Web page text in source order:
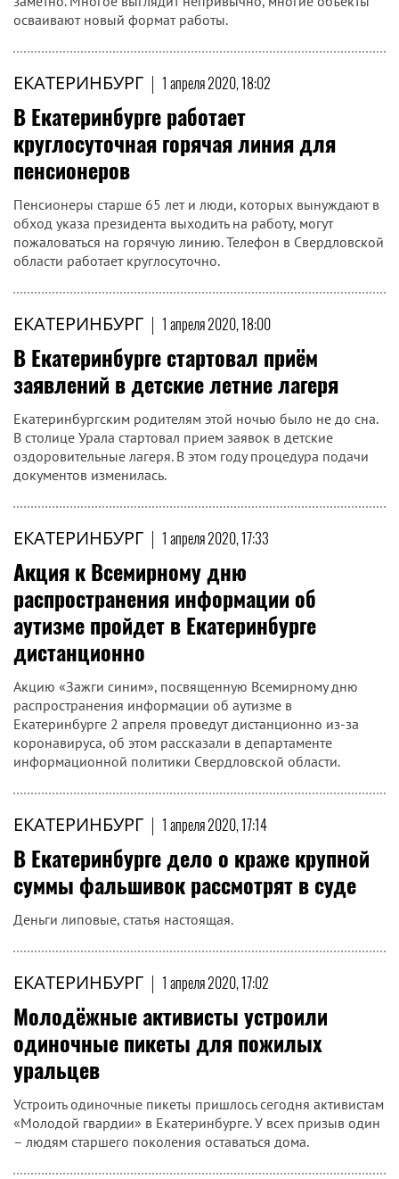
осваивают новый формат работы.
ЕКАТЕРИНБУРГ | 1 апреля 2020, 18:02
В Екатеринбурге работает
круглосуточная горячая линия для
пенсионеров
Пенсионеры старше 65 лет и люди, которых вынуждают в
обход указа президента выходить на работу, могут
пожаловаться на горячую линию. Телефон в Свердловской
области работает круглосуточно.
ЕКАТЕРИНБУРГ | 1 апреля 2020, 18:00
В Екатеринбурге стартовал приём
заявлений в детские летние лагеря
Екатеринбургским родителям этой ночью было не до сна.
В столице Урала стартовал прием заявок в детские
оздоровительные лагеря. В этом году процедура подачи
документов изменилась.
ЕКАТЕРИНБУРГ | 1 апреля 2020, 17:33
Акция к Всемирному дню
распространения информации об
аутизме пройдет в Екатеринбурге
дистанционно
Акцию «Зажги синим», посвященную Всемирному дню
распространения информации об аутизме в
Екатеринбурге 2 апреля проведут дистанционно из-за
коронавируса, об этом рассказали в департаменте
информационной политики Свердловской области.
ЕКАТЕРИНБУРГ | 1 апреля 2020, 17:14
В Екатеринбурге дело о краже крупной
суммы фальшивок рассмотрят в суде
Деньги липовые, статья настоящая.
ЕКАТЕРИНБУРГ | 1 апреля 2020, 17:02
Молодёжные активисты устроили
одиночные пикеты для пожилых
уральцев
Устроить одиночные пикеты пришлось сегодня активистам
«Молодой гвардии» в Екатеринбурге. У всех призыв один
– людям старшего поколения оставаться дома.